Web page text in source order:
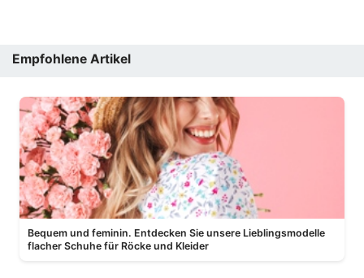
Empfohlene Artikel
Bequem und feminin. Entdecken Sie unsere Lieblingsmodelle
flacher Schuhe für Röcke und Kleider